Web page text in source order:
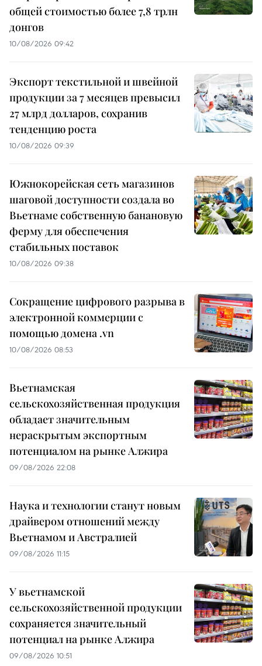
общей стоимостью более 7,8 трлн
донгов
10/08/2026 09:42
Экспорт текстильной и швейной
продукции за 7 месяцев превысил
27 млрд долларов, сохранив
тенденцию роста
10/08/2026 09:39
Южнокорейская сеть магазинов
шаговой доступности создала во
Вьетнаме собственную банановую
ферму для обеспечения
стабильных поставок
10/08/2026 09:38
Сокращение цифрового разрыва в
электронной коммерции с
помощью домена .vn
10/08/2026 08:53
Вьетнамская
сельскохозяйственная продукция
обладает значительным
нераскрытым экспортным
потенциалом на рынке Алжира
09/08/2026 22:08
Наука и технологии станут новым
драйвером отношений между
Вьетнамом и Австралией
09/08/2026 11:15
У вьетнамской
сельскохозяйственной продукции
сохраняется значительный
потенциал на рынке Алжира
09/08/2026 10:51